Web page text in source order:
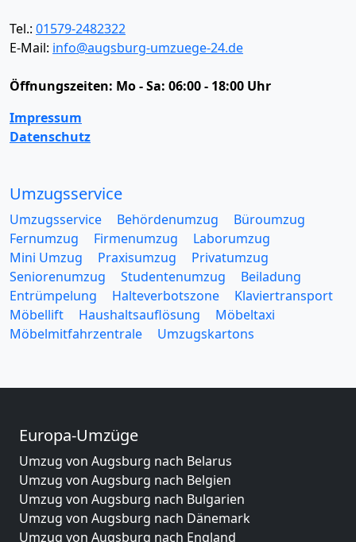
Tel.: 01579-2482322
E-Mail: info@augsburg-umzuege-24.de
Öffnungszeiten: Mo - Sa: 06:00 - 18:00 Uhr
Impressum
Datenschutz
Umzugsservice
Umzugsservice Behördenumzug
Büroumzug
Fernumzug
Firmenumzug
Laborumzug
Mini Umzug
Praxisumzug
Privatumzug
Seniorenumzug
Studentenumzug
Beiladung
Entrümpelung
Halteverbotszone
Klaviertransport
Möbellift
Haushaltsauflösung
Möbeltaxi
Möbelmitfahrzentrale
Umzugskartons
Europa-Umzüge
Umzug von Augsburg nach Belarus
Umzug von Augsburg nach Belgien
Umzug von Augsburg nach Bulgarien
Umzug von Augsburg nach Dänemark
Umzug von Augsburg nach England